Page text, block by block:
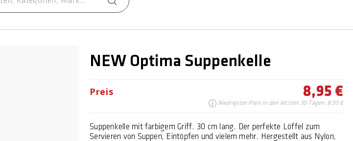
NEW Optima Suppenkelle
Preis 8,95 €
Niedrigster Preis in den letzten 30 Tagen: 8,95 €
Suppenkelle mit farbigem Griff. 30 cm lang. Der perfekte Löffel zum
Servieren von Suppen, Eintöpfen und vielem mehr. Hergestellt aus Nylon,